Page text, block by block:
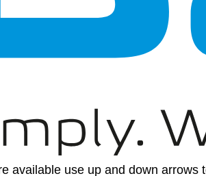
available use up and down